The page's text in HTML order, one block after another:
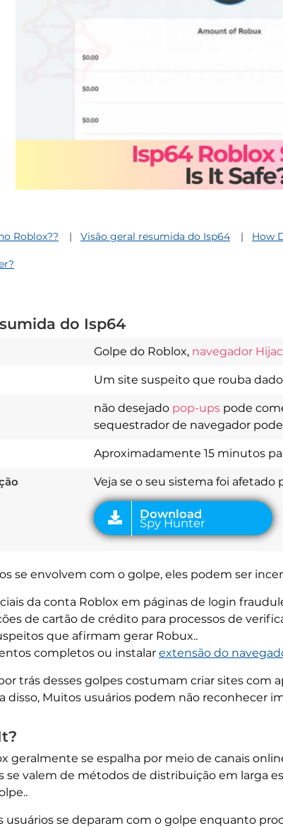
Roblox??
Visão geral resumida do Isp64 How
do Isp64
Golpe do Roblox, navegador
Um site suspeito que rouba
não desejado pop-ups pode
sequestrador de navegador
Aproximadamente 15 minutos
Veja se o seu sistema foi afetado
Spy Hunter
se envolvem com o golpe, eles podem ser
da conta Roblox em páginas de login
de cartão de crédito para processos de
que afirmam gerar Robux..
completos ou instalar extensão do
trás desses golpes costumam criar sites com
disso, Muitos usuários podem não reconhecer
geralmente se espalha por meio de canais
se valem de métodos de distribuição em larga
usuários se deparam com o golpe enquanto